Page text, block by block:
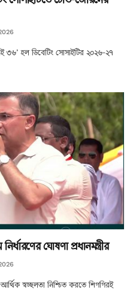
৩৬’ হল ডিবেটিং সোসাইটির ২০২৬-২৭
ঘোষণা প্রধানমন্ত্রীর
স্বচ্ছলতা নিশ্চিত করতে শিগগিরই